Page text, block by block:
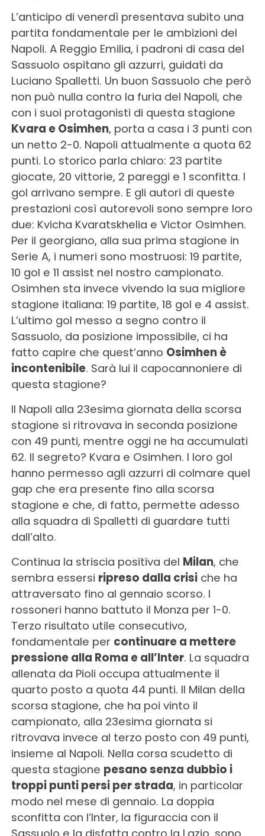
L’anticipo di venerdì presentava subito una
partita fondamentale per le ambizioni del
Napoli. A Reggio Emilia, i padroni di casa del
Sassuolo ospitano gli azzurri, guidati da
Luciano Spalletti. Un buon Sassuolo che però
non può nulla contro la furia del Napoli, che
con i suoi protagonisti di questa stagione
Kvara e Osimhen, porta a casa i 3 punti con
un netto 2-0. Napoli attualmente a quota 62
punti. Lo storico parla chiaro: 23 partite
giocate, 20 vittorie, 2 pareggi e 1 sconfitta. I
gol arrivano sempre. E gli autori di queste
prestazioni così autorevoli sono sempre loro
due: Kvicha Kvaratskhelia e Victor Osimhen.
Per il georgiano, alla sua prima stagione in
Serie A, i numeri sono mostruosi: 19 partite,
10 gol e 11 assist nel nostro campionato.
Osimhen sta invece vivendo la sua migliore
stagione italiana: 19 partite, 18 gol e 4 assist.
L’ultimo gol messo a segno contro il
Sassuolo, da posizione impossibile, ci ha
fatto capire che quest’anno Osimhen è
incontenibile. Sarà lui il capocannoniere di
questa stagione?
Il Napoli alla 23esima giornata della scorsa
stagione si ritrovava in seconda posizione
con 49 punti, mentre oggi ne ha accumulati
62. Il segreto? Kvara e Osimhen. I loro gol
hanno permesso agli azzurri di colmare quel
gap che era presente fino alla scorsa
stagione e che, di fatto, permette adesso
alla squadra di Spalletti di guardare tutti
dall’alto.
Continua la striscia positiva del Milan, che
sembra essersi ripreso dalla crisiche ha
attraversato fino al gennaio scorso. I
rossoneri hanno battuto il Monza per 1-0.
Terzo risultato utile consecutivo,
fondamentale per continuare a mettere
pressione alla Roma e all’Inter. La squadra
allenata da Pioli occupa attualmente il
quarto posto a quota 44 punti. Il Milan della
scorsa stagione, che ha poi vinto il
campionato, alla 23esima giornata si
ritrovava invece al terzo posto con 49 punti,
insieme al Napoli. Nella corsa scudetto di
questa stagione pesano senza dubbio i
troppi punti persi per strada, in particolar
modo nel mese di gennaio. La doppia
sconfitta con l’Inter, la figuraccia con il